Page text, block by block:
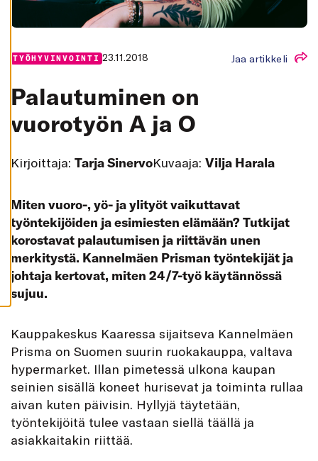
I
I
Y
Ä
S
A
I
E
V
Ä
S
T
E
T
TYÖHYVINVOINTI 23.11.2018 Jaa artikkeli
Palautuminen on
vuorotyön A ja O
Kirjoittaja: Tarja SinervoKuvaaja: Vilja Harala
Miten vuoro-, yö- ja ylityöt vaikuttavat
työntekijöiden ja esimiesten elämään? Tutkijat
korostavat palautumisen ja riittävän unen
merkitystä. Kannelmäen Prisman työntekijät ja
johtaja kertovat, miten 24/7-työ käytännössä
sujuu.
Kauppakeskus Kaaressa sijaitseva Kannelmäen
Prisma on Suomen suurin ruokakauppa, valtava
hypermarket. Illan pimetessä ulkona kaupan
seinien sisällä koneet hurisevat ja toiminta rullaa
aivan kuten päivisin. Hyllyjä täytetään,
työntekijöitä tulee vastaan siellä täällä ja
asiakkaitakin riittää.